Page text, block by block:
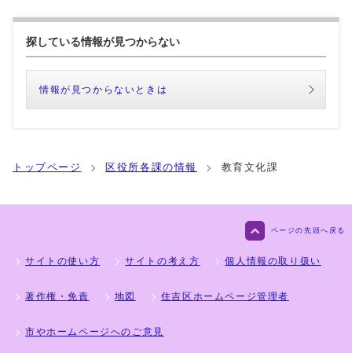
探している情報が見つからない
情報が見つからないときは
トップページ 区役所各課の情報 教育文化課
ページの先頭へ戻る
サイトの使い方 サイトの考え方 個人情報の取り扱い
著作権・免責 地図 住吉区ホームページ管理者
市やホームページへのご意見